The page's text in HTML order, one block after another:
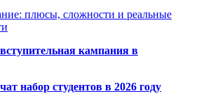
плюсы, сложности и реальные
кампания в
набор студентов в 2026 году